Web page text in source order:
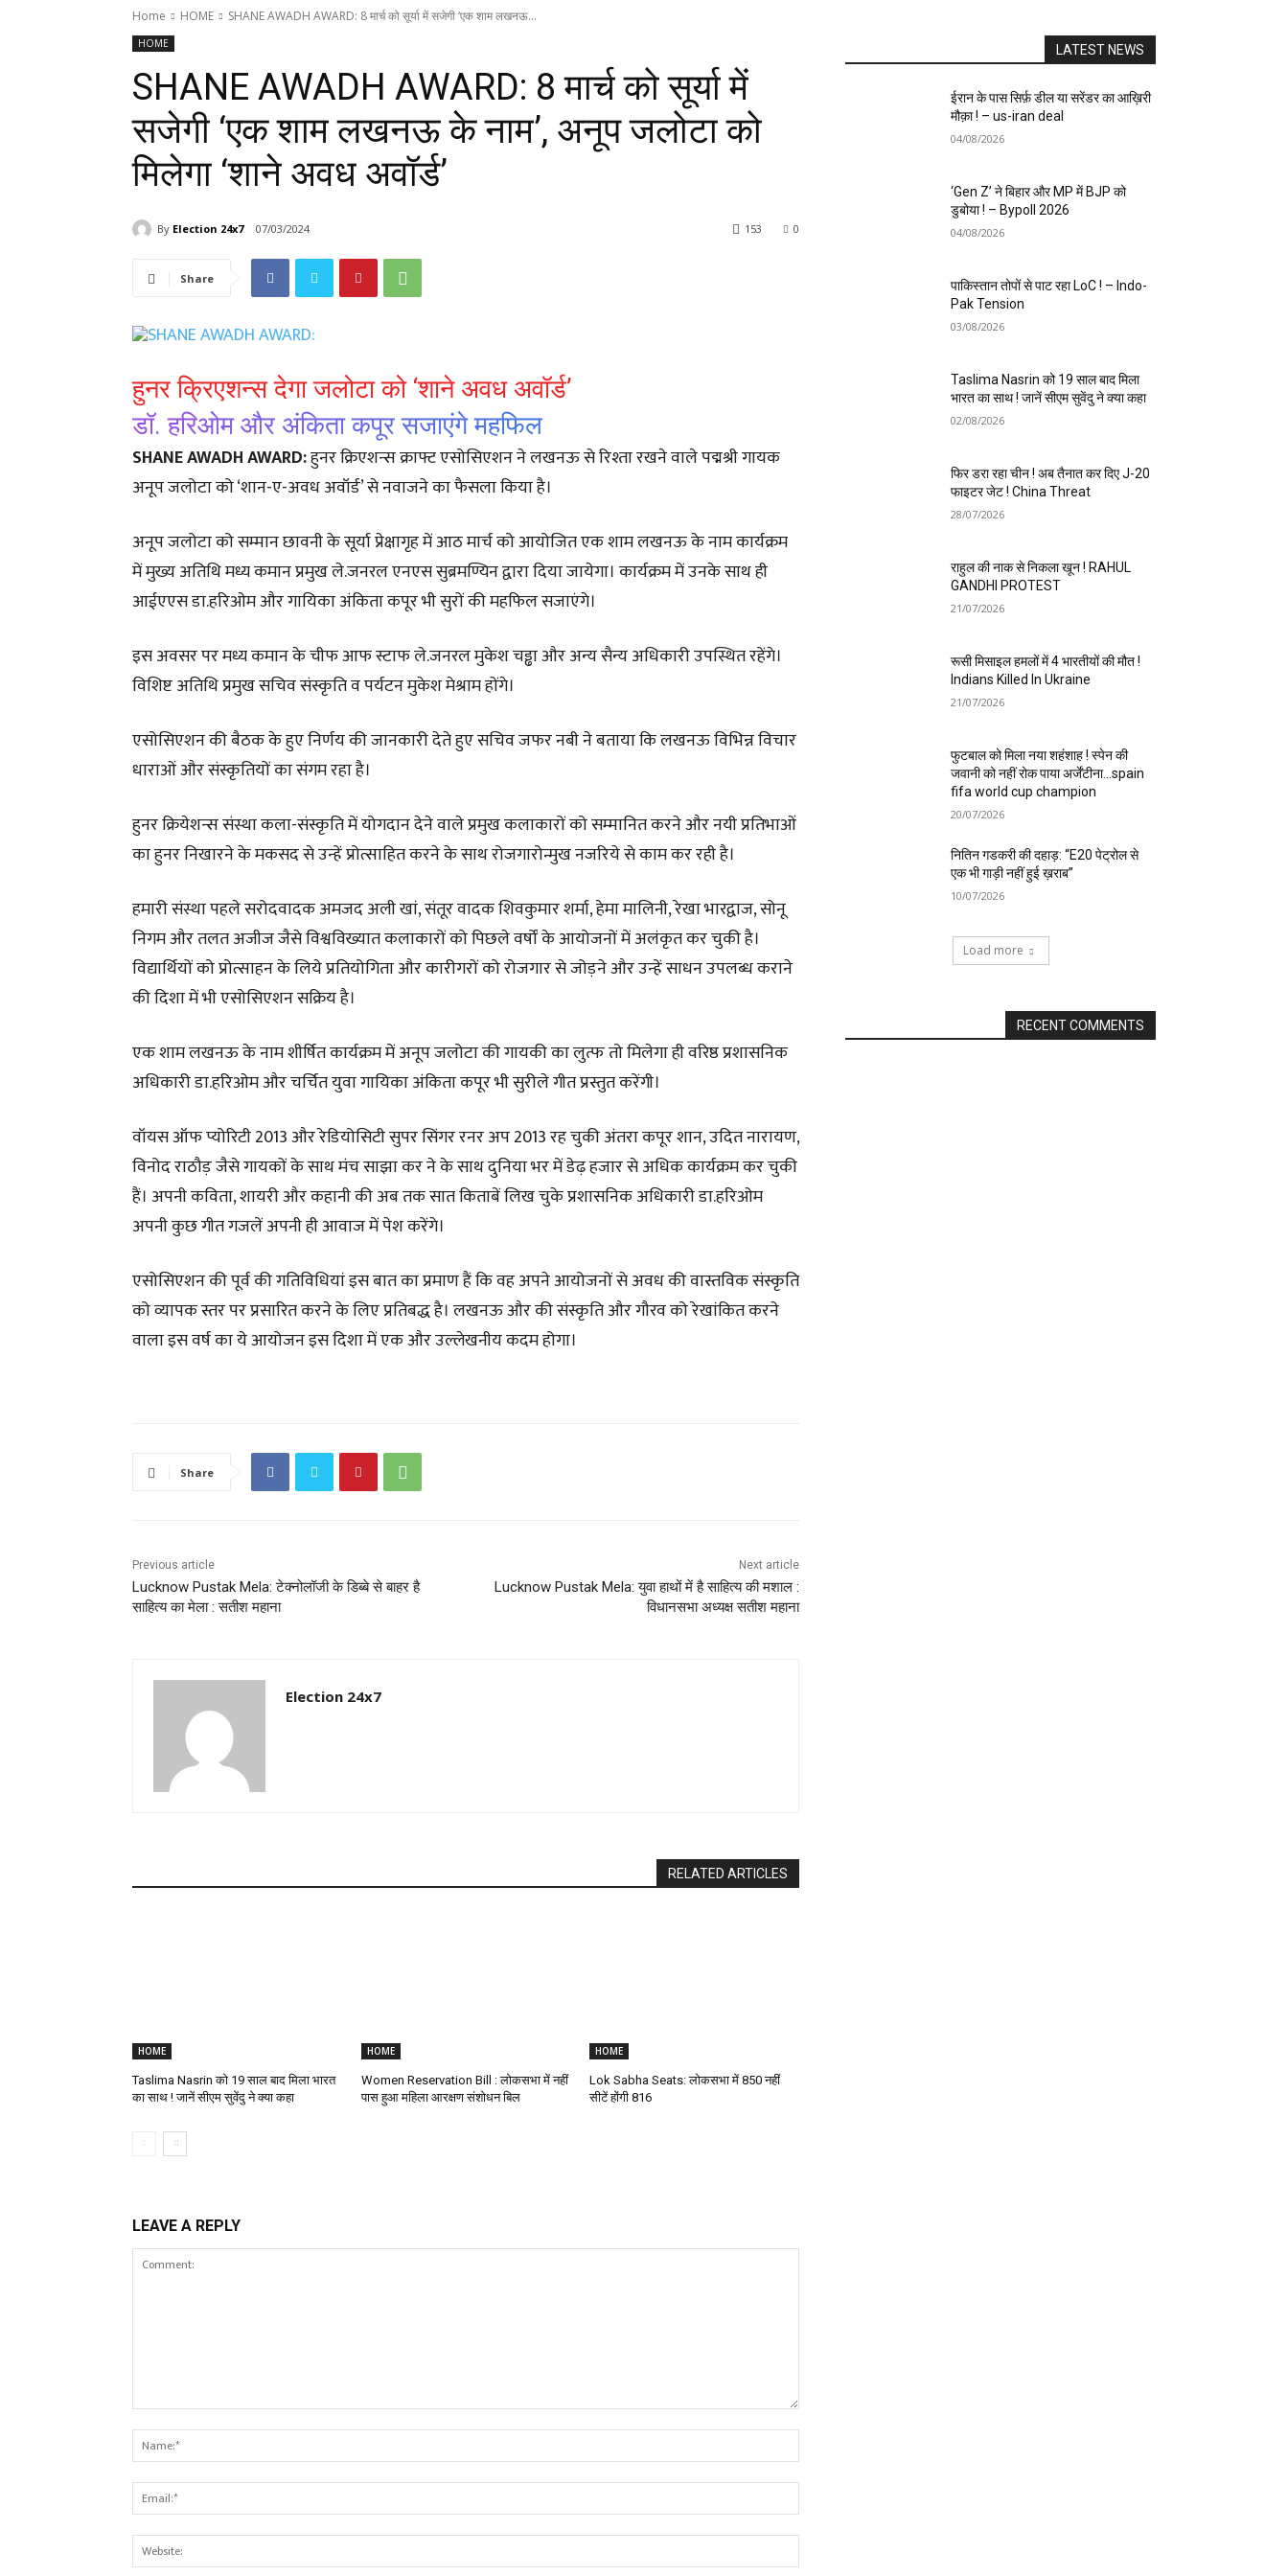
Home HOME SHANE AWADH AWARD: 8 मार्च को सूर्या में सजेगी ‘एक शाम लखनऊ...
HOME
SHANE AWADH AWARD: 8 मार्च को सूर्या में
सजेगी ‘एक शाम लखनऊ के नाम’, अनूप जलोटा को
मिलेगा ‘शाने अवध अवॉर्ड’
By Election 24x7 07/03/2024 0
153
Share
हुनर क्रिएशन्स देगा जलोटा को ‘शाने अवध अवॉर्ड’
डॉ. हरिओम और अंकिता कपूर सजाएंगे महफिल
SHANE AWADH AWARD:हुनर क्रिएशन्स क्राफ्ट एसोसिएशन ने लखनऊ से रिश्ता रखने वाले पद्मश्री गायक
अनूप जलोटा को ‘शान-ए-अवध अवॉर्ड’ से नवाजने का फैसला किया है।
अनूप जलोटा को सम्मान छावनी के सूर्या प्रेक्षागृह में आठ मार्च को आयोजित एक शाम लखनऊ के नाम कार्यक्रम
में मुख्य अतिथि मध्य कमान प्रमुख ले.जनरल एनएस सुब्रमण्यिन द्वारा दिया जायेगा। कार्यक्रम में उनके साथ ही
आईएएस डा.हरिओम और गायिका अंकिता कपूर भी सुरों की महफिल सजाएंगे।
इस अवसर पर मध्य कमान के चीफ आफ स्टाफ ले.जनरल मुकेश चड्ढा और अन्य सैन्य अधिकारी उपस्थित रहेंगे।
विशिष्ट अतिथि प्रमुख सचिव संस्कृति व पर्यटन मुकेश मेश्राम होंगे।
एसोसिएशन की बैठक के हुए निर्णय की जानकारी देते हुए सचिव जफर नबी ने बताया कि लखनऊ विभिन्न विचार
धाराओं और संस्कृतियों का संगम रहा है।
हुनर क्रियेशन्स संस्था कला-संस्कृति में योगदान देने वाले प्रमुख कलाकारों को सम्मानित करने और नयी प्रतिभाओं
का हुनर निखारने के मकसद से उन्हें प्रोत्साहित करने के साथ रोजगारोन्मुख नजरिये से काम कर रही है।
हमारी संस्था पहले सरोदवादक अमजद अली खां, संतूर वादक शिवकुमार शर्मा, हेमा मालिनी, रेखा भारद्वाज, सोनू
निगम और तलत अजीज जैसे विश्वविख्यात कलाकारों को पिछले वर्षों के आयोजनों में अलंकृत कर चुकी है।
विद्यार्थियों को प्रोत्साहन के लिये प्रतियोगिता और कारीगरों को रोजगार से जोड़ने और उन्हें साधन उपलब्ध कराने
की दिशा में भी एसोसिएशन सक्रिय है।
एक शाम लखनऊ के नाम शीर्षित कार्यक्रम में अनूप जलोटा की गायकी का लुत्फ तो मिलेगा ही वरिष्ठ प्रशासनिक
अधिकारी डा.हरिओम और चर्चित युवा गायिका अंकिता कपूर भी सुरीले गीत प्रस्तुत करेंगी।
वॉयस ऑफ प्योरिटी 2013 और रेडियोसिटी सुपर सिंगर रनर अप 2013 रह चुकी अंतरा कपूर शान, उदित नारायण,
विनोद राठौड़ जैसे गायकों के साथ मंच साझा कर ने के साथ दुनिया भर में डेढ़ हजार से अधिक कार्यक्रम कर चुकी
हैं। अपनी कविता, शायरी और कहानी की अब तक सात किताबें लिख चुके प्रशासनिक अधिकारी डा.हरिओम
अपनी कुछ गीत गजलें अपनी ही आवाज में पेश करेंगे।
एसोसिएशन की पूर्व की गतिविधियां इस बात का प्रमाण हैं कि वह अपने आयोजनों से अवध की वास्तविक संस्कृति
को व्यापक स्तर पर प्रसारित करने के लिए प्रतिबद्ध है। लखनऊ और की संस्कृति और गौरव को रेखांकित करने
वाला इस वर्ष का ये आयोजन इस दिशा में एक और उल्लेखनीय कदम होगा।
Share
Previous article
Lucknow Pustak Mela: टेक्नोलॉजी के डिब्बे से बाहर है
साहित्य का मेला : सतीश महाना
Next article
Lucknow Pustak Mela: युवा हाथों में है साहित्य की मशाल :
विधानसभा अध्यक्ष सतीश महाना
Election 24x7
RELATED ARTICLES
HOME
Taslima Nasrin को 19 साल बाद मिला भारत
का साथ ! जानें सीएम सुवेंदु ने क्या कहा
HOME
Women Reservation Bill : लोकसभा में नहीं
पास हुआ महिला आरक्षण संशोधन बिल
HOME
Lok Sabha Seats: लोकसभा में 850 नहीं
सीटें होंगी 816
LEAVE A REPLY
Comment:
Name:*
Email:*
Website:
LATEST NEWS
ईरान के पास सिर्फ़ डील या सरेंडर का आख़िरी
मौक़ा ! – us-iran deal
04/08/2026
‘Gen Z’ ने बिहार और MP में BJP को
डुबोया ! – Bypoll 2026
04/08/2026
पाकिस्तान तोपों से पाट रहा LoC ! – Indo-
Pak Tension
03/08/2026
Taslima Nasrin को 19 साल बाद मिला
भारत का साथ ! जानें सीएम सुवेंदु ने क्या कहा
02/08/2026
फिर डरा रहा चीन ! अब तैनात कर दिए J-20
फाइटर जेट ! China Threat
28/07/2026
राहुल की नाक से निकला खून ! RAHUL
GANDHI PROTEST
21/07/2026
रूसी मिसाइल हमलों में 4 भारतीयों की मौत !
Indians Killed In Ukraine
21/07/2026
फुटबाल को मिला नया शहंशाह ! स्पेन की
जवानी को नहीं रोक पाया अर्जेंटीना…spain
fifa world cup champion
20/07/2026
नितिन गडकरी की दहाड़: “E20 पेट्रोल से
एक भी गाड़ी नहीं हुई ख़राब”
10/07/2026
Load more
RECENT COMMENTS